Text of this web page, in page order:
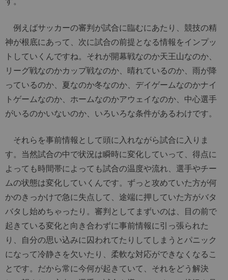
例えばサッカーの審判が試合に臨むにあたり、競技の精
神が根底にあって、次に試合の前提となる情報をインプッ
トしていくんですね。それが開幕戦なのか天王山なのか、
リーグ戦なのかカップ戦なのか、晴れているのか、雨が降
っているのか、夏なのか冬なのか、デイゲームなのかナイ
トゲームなのか、ホームなのかアウェイなのか、中心選手
がいるのかいないのか、いろいろな条件があるわけです。
それらを事前情報として頭に入れながら試合に入りま
す。当然試合の中で状況は瞬時に変化していって、得点に
よっても時間帯によっても試合の温度や流れ、選手やチー
ムの状態は変化していくんです。ずっと攻めていた方が何
かのきっかけで急に失点して、途端に押していた方がバタ
バタし始めちゃったり。審判としてまずいのは、目の前で
起きている変化と向き合わずに事前情報に引っ張られた
り、自分の思い込みに囚われてたりしてしまうとパニック
になって冷静さを欠いたり、柔軟な対応ができなくなるこ
とです。だから常に今何が起きていて、それをどう解決